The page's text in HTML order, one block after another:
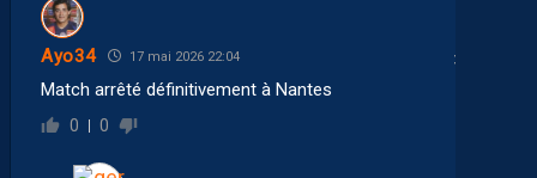
Ayo34 17 mai 2026 22:04
Match arrêté définitivement à Nantes
0 0